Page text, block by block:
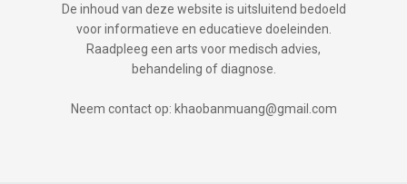
De inhoud van deze website is uitsluitend bedoeld
voor informatieve en educatieve doeleinden.
Raadpleeg een arts voor medisch advies,
behandeling of diagnose.
Neem contact op: khaobanmuang@gmail.com